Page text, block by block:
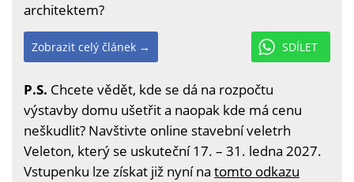
architektem?
SDÍLET
Zobrazit celý článek →
P.S. Chcete vědět, kde se dá na rozpočtu
výstavby domu ušetřit a naopak kde má cenu
neškudlit? Navštivte online stavební veletrh
Veleton, který se uskuteční 17. – 31. ledna 2027.
Vstupenku lze získat již nyní na tomto odkazu